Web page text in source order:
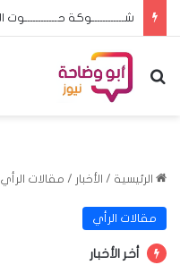
بحث عن
الرئيسية / الأخبار / مقالات الرأي
مقالات الرأي
أخر الأخبار